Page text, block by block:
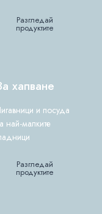
Разгледай
продуктите
хапване
и посуда
най-малките
Разгледай
продуктите